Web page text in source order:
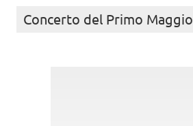
Concerto del Primo Maggio